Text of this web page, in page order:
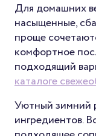
Для домашних
насыщенные,
проще
комфортное
подходящий
каталоге
Уютный зимний
ингредиентов.